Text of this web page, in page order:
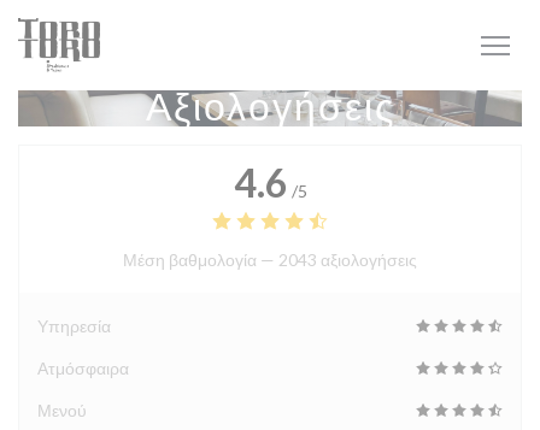
Πίνακας διαχείρισης "Μπισκότων" (Cookies)
Αξιολογήσεις
4.6 /5
Μέση βαθμολογία — 2043 αξιολογήσεις
Υπηρεσία
Ατμόσφαιρα
Μενού